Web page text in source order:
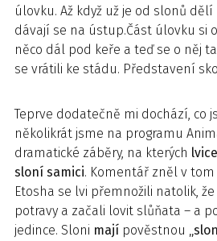
úlovku. Až když už je od slonů
dávají se na ústup.Část úlovku si
něco dál pod keře a teď se o něj
se vrátili ke stádu. Představení
Teprve dodatečně mi dochází, co
několikrát jsme na programu
dramatické záběry, na kterých
sloní samici. Komentář zněl v tom
Etosha se lvi přemnožili natolik,
potravy a začali lovit slůňata – a
jedince. Sloni mají pověstnou